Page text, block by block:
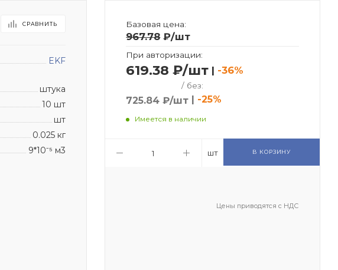
СРАВНИТЬ
EKF
штука
10 шт
шт
0.025 кг
9*10⁻⁵ м3
Базовая цена:
967.78₽/шт
При авторизации:
619.38 ₽/шт | -36%
/ без:
725.84 ₽/шт | -25%
Имеется в наличии
шт В КОРЗИНУ
Цены приводятся с НДС